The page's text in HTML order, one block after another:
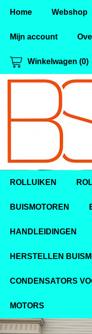
Home Webshop
Mijn account
Winkelwagen (0)
ROLLUIKEN
BUISMOTOREN
HANDLEIDINGEN
HERSTELLEN
CONDENSATORS
MOTORS